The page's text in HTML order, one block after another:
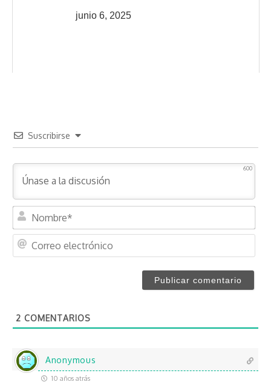
junio 6, 2025
Suscribirse
600
N
o
m
o
l
t
2 COMENTARIOS
Anonymous
10 años atrás